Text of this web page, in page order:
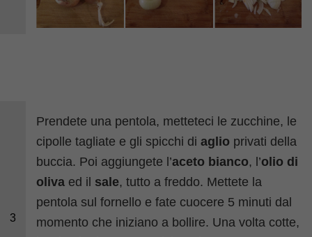
3
Prendete una pentola, metteteci le zucchine, le
cipolle tagliate e gli spicchi diaglio privati della
buccia. Poi aggiungete l’aceto bianco, l’olio di
oliva ed il sale, tutto a freddo. Mettete la
pentola sul fornello e fate cuocere 5 minuti dal
momento che iniziano a bollire. Una volta cotte,